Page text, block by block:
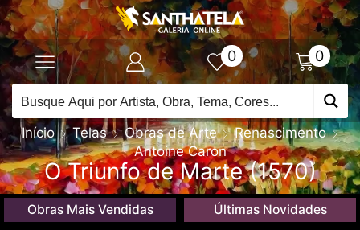
0 0
Início Telas Obras de Arte
Renascimento
Antoine Caron
O Triunfo de Marte (1570)
Obras Mais Vendidas Últimas Novidades